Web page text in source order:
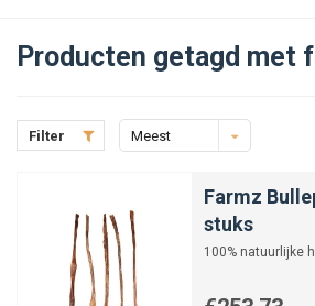
Producten getagd met
Filter
Meest
Farmz
stuks
100% natuurlijke